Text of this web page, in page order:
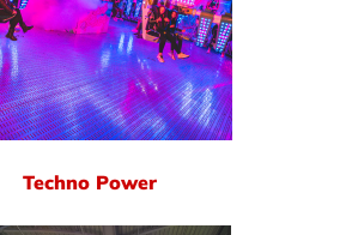
Techno Power